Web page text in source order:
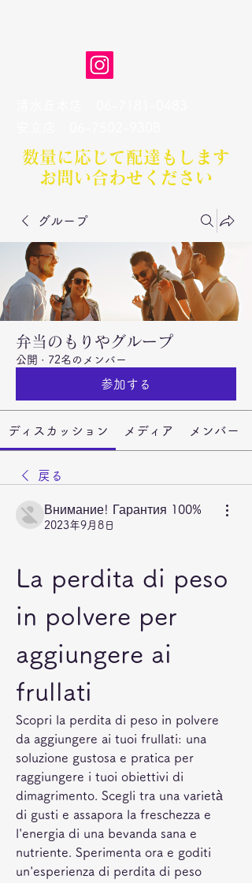
数量に応じて配達もします​
お問い合わせください
グループ
弁当のもりやグループ
公開 · 72名のメンバー
参加する
ディスカッション メディア メンバー
戻る
Внимание! Гарантия 100%
2023年9月8日
La perdita di peso
in polvere per
aggiungere ai
frullati
Scopri la perdita di peso in polvere
da aggiungere ai tuoi frullati: una
soluzione gustosa e pratica per
raggiungere i tuoi obiettivi di
dimagrimento. Scegli tra una varietà
di gusti e assapora la freschezza e
l'energia di una bevanda sana e
nutriente. Sperimenta ora e goditi
un'esperienza di perdita di peso